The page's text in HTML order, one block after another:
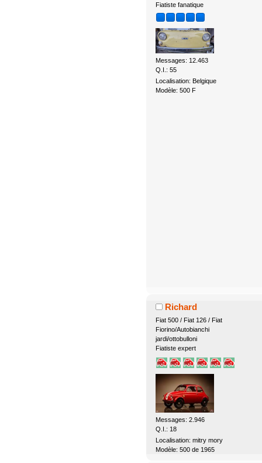
Fiatiste fanatique
Messages: 12.463
Q.I.: 55
Localisation: Belgique
Modèle: 500 F
Richard
Fiat 500 / Fiat 126 / Fiat
Fiorino/Autobianchi
jardi/ottobulloni
Fiatiste expert
Messages: 2.946
Q.I.: 18
Localisation: mitry mory
Modèle: 500 de 1965